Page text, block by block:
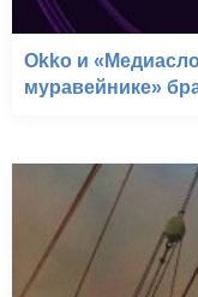
Okko и
муравейнике»